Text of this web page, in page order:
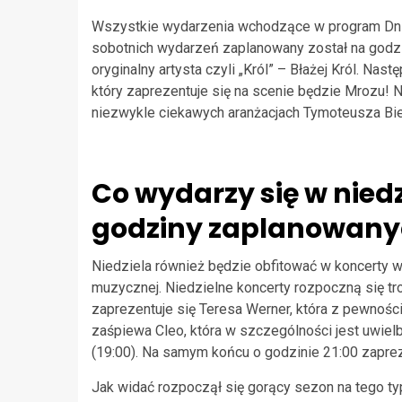
Wszystkie wydarzenia wchodzące w program
sobotnich wydarzeń zaplanowany został na
oryginalny artysta czyli „Król” – Błażej Król.
który zaprezentuje się na scenie będzie Mrozu!
niezwykle ciekawych aranżacjach Tymoteusza
Co wydarzy się w
godziny
Niedziela również będzie obfitować w koncerty
muzycznej. Niedzielne koncerty rozpoczną się
zaprezentuje się Teresa Werner, która z
zaśpiewa Cleo, która w szczególności jest
(19:00). Na samym końcu o godzinie 21:00
Jak widać rozpoczął się gorący sezon na tego